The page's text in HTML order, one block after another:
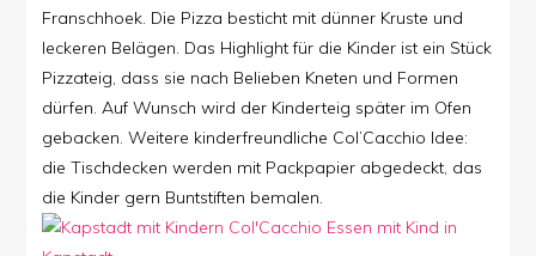
Franschhoek. Die Pizza besticht mit dünner Kruste und
leckeren Belägen. Das Highlight für die Kinder ist ein Stück
Pizzateig, dass sie nach Belieben Kneten und Formen
dürfen. Auf Wunsch wird der Kinderteig später im Ofen
gebacken. Weitere kinderfreundliche Col’Cacchio Idee:
die Tischdecken werden mit Packpapier abgedeckt, das
die Kinder gern Buntstiften bemalen.